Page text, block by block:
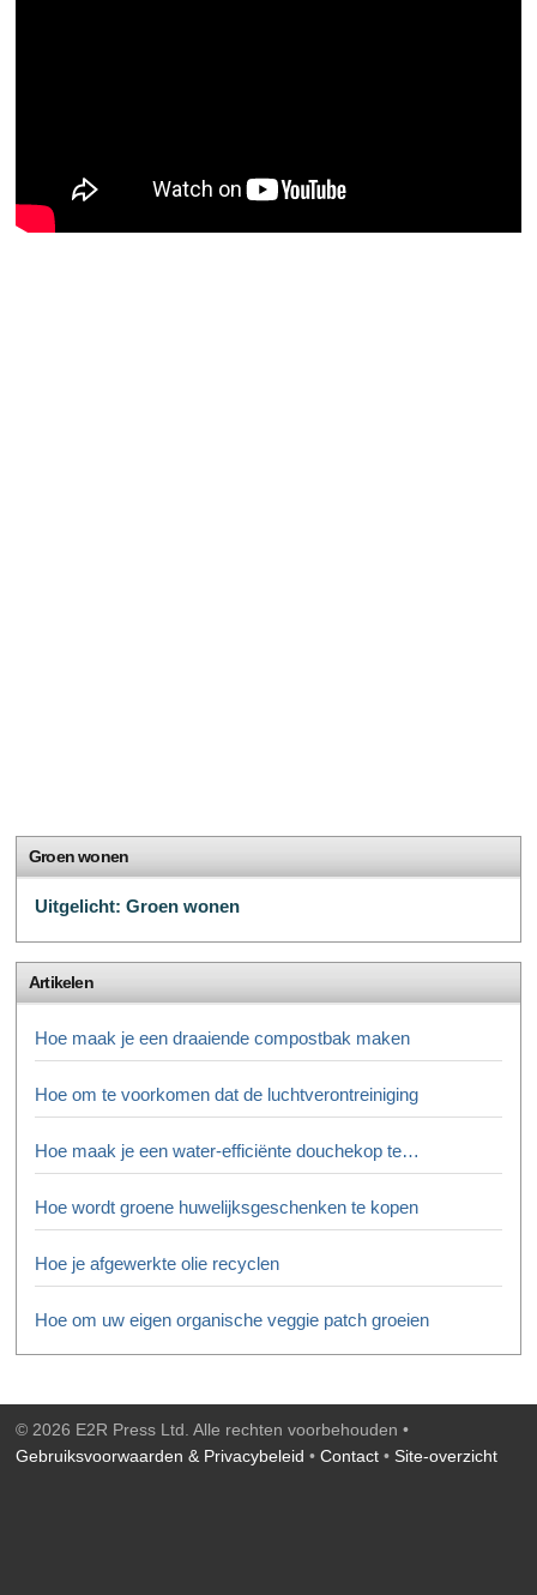
Groen wonen
Uitgelicht: Groen wonen
Artikelen
Hoe maak je een draaiende compostbak maken
Hoe om te voorkomen dat de luchtverontreiniging
Hoe maak je een water-efficiënte douchekop te…
Hoe wordt groene huwelijksgeschenken te kopen
Hoe je afgewerkte olie recyclen
Hoe om uw eigen organische veggie patch groeien
© 2026 E2R Press Ltd. Alle rechten voorbehouden •
Gebruiksvoorwaarden & Privacybeleid • Contact • Site-overzicht